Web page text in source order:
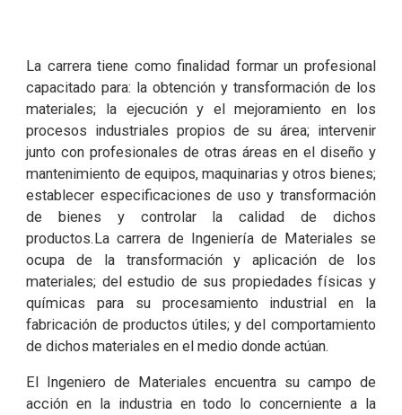
La carrera tiene como finalidad formar un profesional
capacitado para: la obtención y transformación de los
materiales; la ejecución y el mejoramiento en los
procesos industriales propios de su área; intervenir
junto con profesionales de otras áreas en el diseño y
mantenimiento de equipos, maquinarias y otros bienes;
establecer especificaciones de uso y transformación
de bienes y controlar la calidad de dichos
productos.La carrera de Ingeniería de Materiales se
ocupa de la transformación y aplicación de los
materiales; del estudio de sus propiedades físicas y
químicas para su procesamiento industrial en la
fabricación de productos útiles; y del comportamiento
de dichos materiales en el medio donde actúan.
El Ingeniero de Materiales encuentra su campo de
acción en la industria en todo lo concerniente a la